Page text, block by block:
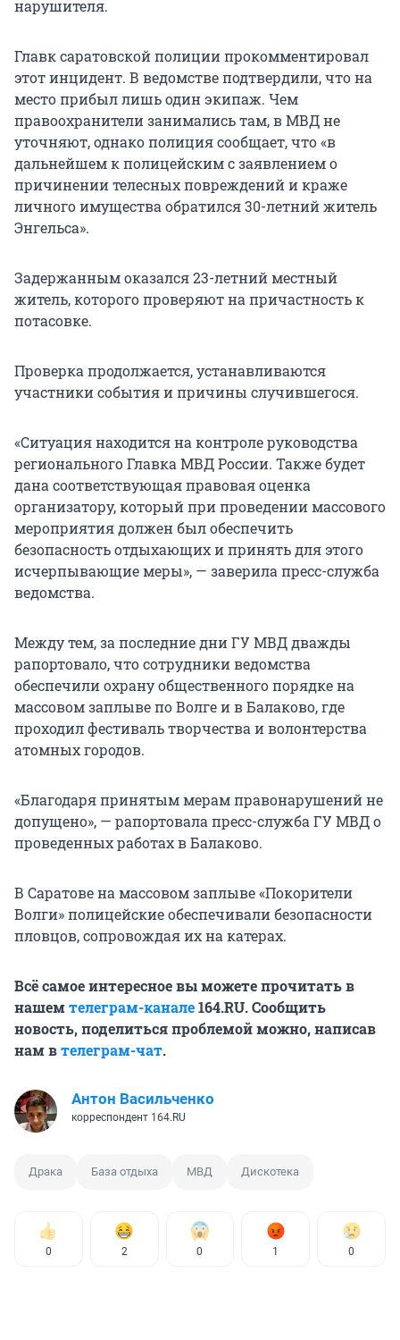
нарушителя.
Главк саратовской полиции прокомментировал
этот инцидент. В ведомстве подтвердили, что на
место прибыл лишь один экипаж. Чем
правоохранители занимались там, в МВД не
уточняют, однако полиция сообщает, что «в
дальнейшем к полицейским с заявлением о
причинении телесных повреждений и краже
личного имущества обратился 30-летний житель
Энгельса».
Задержанным оказался 23-летний местный
житель, которого проверяют на причастность к
потасовке.
Проверка продолжается, устанавливаются
участники события и причины случившегося.
«Ситуация находится на контроле руководства
регионального Главка МВД России. Также будет
дана соответствующая правовая оценка
организатору, который при проведении массового
мероприятия должен был обеспечить
безопасность отдыхающих и принять для этого
исчерпывающие меры», — заверила пресс-служба
ведомства.
Между тем, за последние дни ГУ МВД дважды
рапортовало, что сотрудники ведомства
обеспечили охрану общественного порядке на
массовом заплыве по Волге и в Балаково, где
проходил фестиваль творчества и волонтерства
атомных городов.
«Благодаря принятым мерам правонарушений не
допущено», — рапортовала пресс-служба ГУ МВД о
проведенных работах в Балаково.
В Саратове на массовом заплыве «Покорители
Волги» полицейские обеспечивали безопасности
пловцов, сопровождая их на катерах.
Всё самое интересное вы можете прочитать в
нашемтелеграм-канале164.RU. Сообщить
новость, поделиться проблемой можно, написав
нам втелеграм-чат.
Антон Васильченко
корреспондент 164.RU
Драка База отдыха МВД Дискотека
0 2 0 1 0